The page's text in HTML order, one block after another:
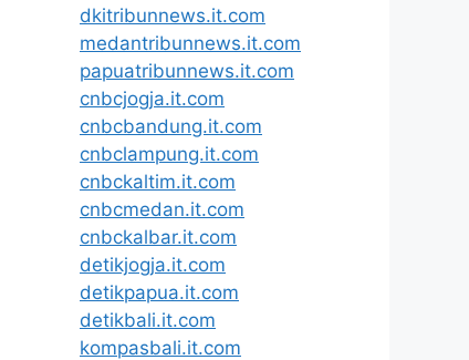
dkitribunnews.it.com
medantribunnews.it.com
papuatribunnews.it.com
cnbcjogja.it.com
cnbcbandung.it.com
cnbclampung.it.com
cnbckaltim.it.com
cnbcmedan.it.com
cnbckalbar.it.com
detikjogja.it.com
detikpapua.it.com
detikbali.it.com
kompasbali.it.com